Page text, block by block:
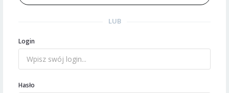
LUB
Login
Hasło